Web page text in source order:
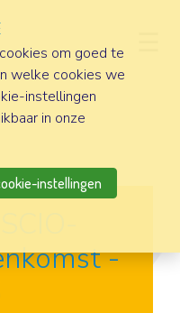
-
om goed te
welke cookies we
instellingen
in onze
instellingen